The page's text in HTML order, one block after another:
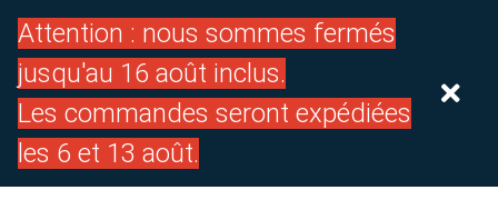
Attention : nous sommes fermés
jusqu'au 16 août inclus.
Les commandes seront expédiées
les 6 et 13 août.